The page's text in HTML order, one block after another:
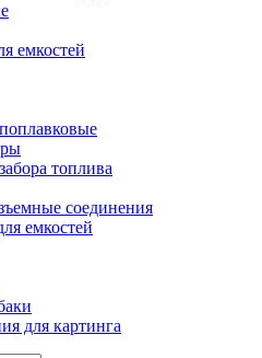
емкостей
топлива
соединения
емкостей
для картинга